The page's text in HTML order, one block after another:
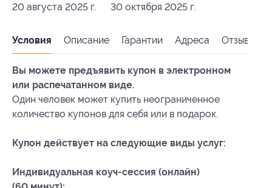
20 августа 2025 г. 30 октября 2025 г.
Условия Описание Гарантии Адреса Отзывы
Вы можете предъявить купон в электронном
или распечатанном виде.
Один человек может купить неограниченное
количество купонов для себя или в подарок.
Купон действует на следующие виды услуг:
Индивидуальная коуч-сессия (онлайн)